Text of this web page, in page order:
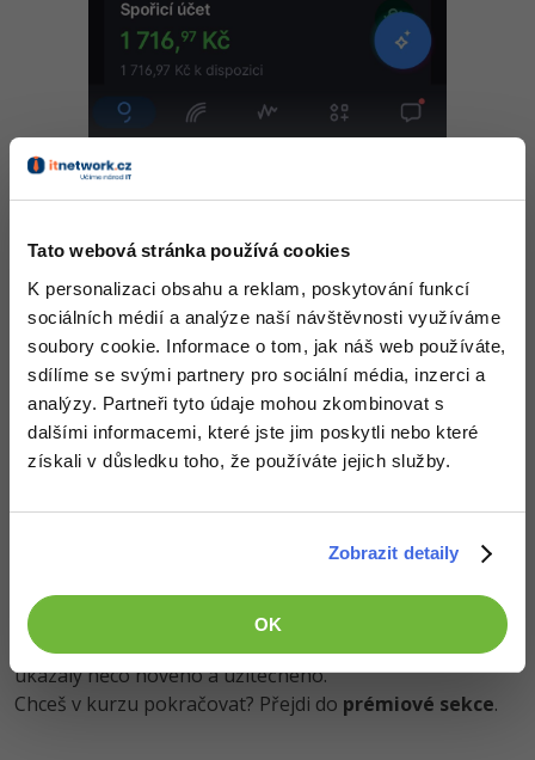
Tato webová stránka používá cookies
K personalizaci obsahu a reklam, poskytování funkcí
sociálních médií a analýze naší návštěvnosti využíváme
soubory cookie. Informace o tom, jak náš web používáte,
sdílíme se svými partnery pro sociální média, inzerci a
analýzy. Partneři tyto údaje mohou zkombinovat s
dalšími informacemi, které jste jim poskytli nebo které
získali v důsledku toho, že používáte jejich služby.
Zobrazit detaily
OK
Ostatní
Fórum
To je nášdisponibilní zůstatek. Po klepnutí na
...konec náhledu článku...
Pokračuj dál
Koupit PRO verzi
Znalosti v hodnotě stovek tisíc získáš za pár korun
Došel jsi až sem a to je super! Věříme, že ti první lekce
ukázaly něco nového a užitečného.
Chceš v kurzu pokračovat? Přejdi do prémiové sekce.